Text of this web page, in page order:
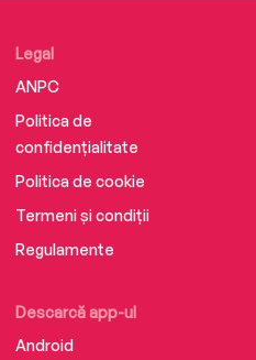
Descarcă app-ul
Android
Legal
ANPC
Politica de
confidențialitate
Politica de cookie
Termeni și condiții
Regulamente